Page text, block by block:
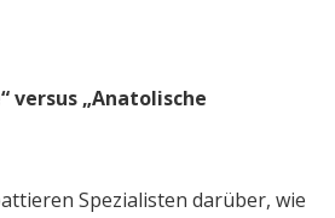
versus „Anatolische
Spezialisten darüber, wie